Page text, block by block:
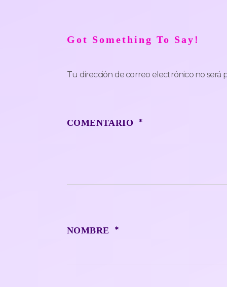
Got Something To Say!
Tu dirección de correo electrónico no será
COMENTARIO*
NOMBRE *